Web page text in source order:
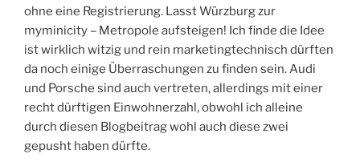
ohne eine Registrierung. Lasst Würzburg zur
myminicity – Metropole aufsteigen! Ich finde die Idee
ist wirklich witzig und rein marketingtechnisch dürften
da noch einige Überraschungen zu finden sein. Audi
und Porsche sind auch vertreten, allerdings mit einer
recht dürftigen Einwohnerzahl, obwohl ich alleine
durch diesen Blogbeitrag wohl auch diese zwei
gepusht haben dürfte.